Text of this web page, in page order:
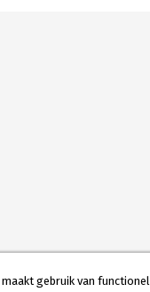
maakt gebruik van